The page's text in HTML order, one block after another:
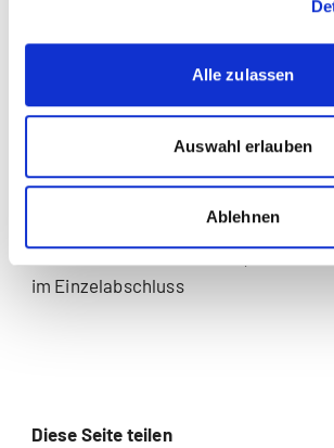
Alle zulassen
Auswahl erlauben
Ablehnen
kurzfristig gehaltene Aktiven mit
Wertberichtigung auf kurzfristig
„nRLR: Nutzen und Versäumnisse (4/
Angaben im Anhang?
Leasingverbindlichkeiten im Anhang,
im Einzelabschluss
Diese Seite teilen